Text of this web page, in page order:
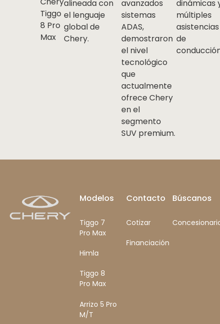
Tiggo
8 Pro
Max
alineada con
el lenguaje
global de
Chery.
avanzados
sistemas
ADAS,
demostraron
el nivel
tecnológico
que
actualmente
ofrece Chery
en el
segmento
SUV premium.
dinámicas
múltiples
asistencias
de
Modelos
Tiggo 7
Pro Max
Himla
Tiggo 8
Pro Max
Arrizo 5 Pro
M/T
Contacto
Cotizar
Financiación
Búscanos